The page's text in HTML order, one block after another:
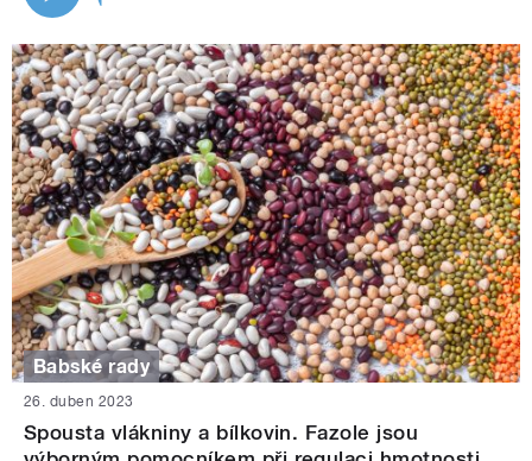
Babské rady
26. duben 2023
Spousta vlákniny a bílkovin. Fazole jsou